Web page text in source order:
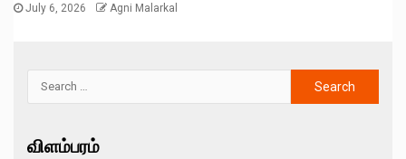
July 6, 2026
Agni Malarkal
விளம்பரம்